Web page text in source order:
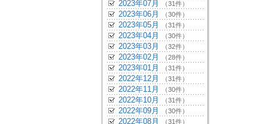
2023年07月 （31件）
2023年06月 （30件）
2023年05月 （31件）
2023年04月 （30件）
2023年03月 （32件）
2023年02月 （28件）
2023年01月 （31件）
2022年12月 （31件）
2022年11月 （30件）
2022年10月 （31件）
2022年09月 （30件）
2022年08月 （31件）